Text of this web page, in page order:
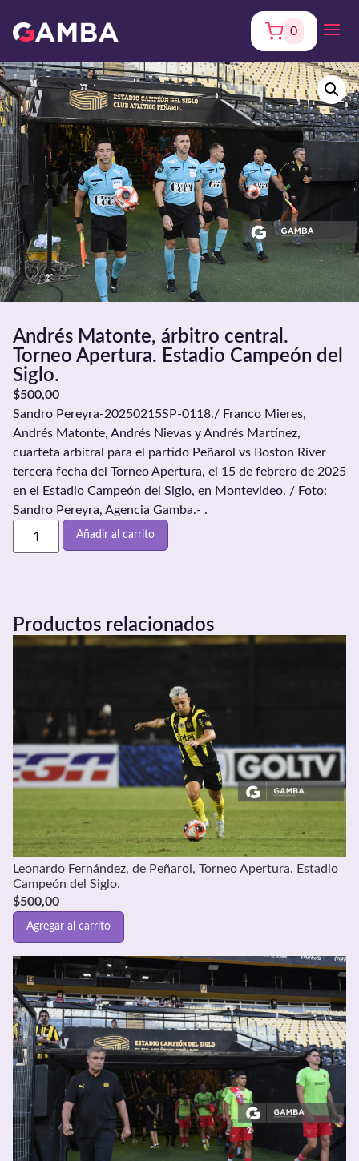
0
Andrés Matonte, árbitro central.
Torneo Apertura. Estadio Campeón del
Siglo.
$500,00
Sandro Pereyra-20250215SP-0118./ Franco Mieres,
Andrés Matonte, Andrés Nievas y Andrés Martínez,
cuarteta arbitral para el partido Peñarol vs Boston River
tercera fecha del Torneo Apertura, el 15 de febrero de 2025
en el Estadio Campeón del Siglo, en Montevideo. / Foto:
Sandro Pereyra, Agencia Gamba.- .
Añadir al carrito
Productos relacionados
Leonardo Fernández, de Peñarol, Torneo Apertura. Estadio
Campeón del Siglo.
$500,00
Agregar al carrito